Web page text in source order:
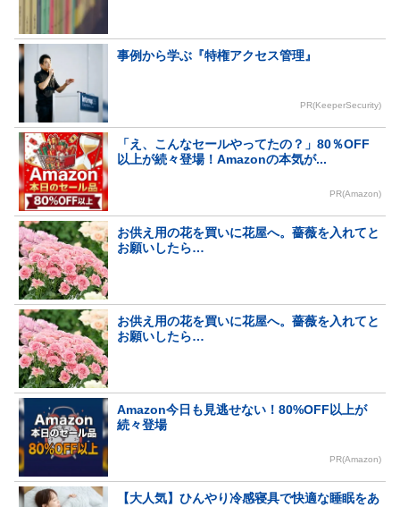
事例から学ぶ『特権アクセス管理』
PR(KeeperSecurity)
「え、こんなセールやってたの？」80％OFF
以上が続々登場！Amazonの本気が...
PR(Amazon)
お供え用の花を買いに花屋へ。薔薇を入れてと
お願いしたら…
お供え用の花を買いに花屋へ。薔薇を入れてと
お願いしたら…
Amazon今日も見逃せない！80%OFF以上が
続々登場
PR(Amazon)
【大人気】ひんやり冷感寝具で快適な睡眠をあ